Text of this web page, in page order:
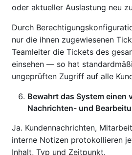
oder aktueller Auslastung neu
Durch
nur die ihnen zugewiesenen
Teamleiter die Tickets des
einsehen — so hat
ungeprüften Zugriff auf alle
Bewahrt das System einen
Nachrichten- und
Ja. Kundennachrichten,
interne Notizen protokollieren
Inhalt, Typ und Zeitpunkt.